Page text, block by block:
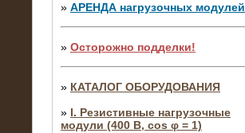
» АРЕНДА нагрузочных модулей
» Осторожно подделки!
» КАТАЛОГ ОБОРУДОВАНИЯ
» I. Резистивные нагрузочные
модули (400 В, cos φ = 1)